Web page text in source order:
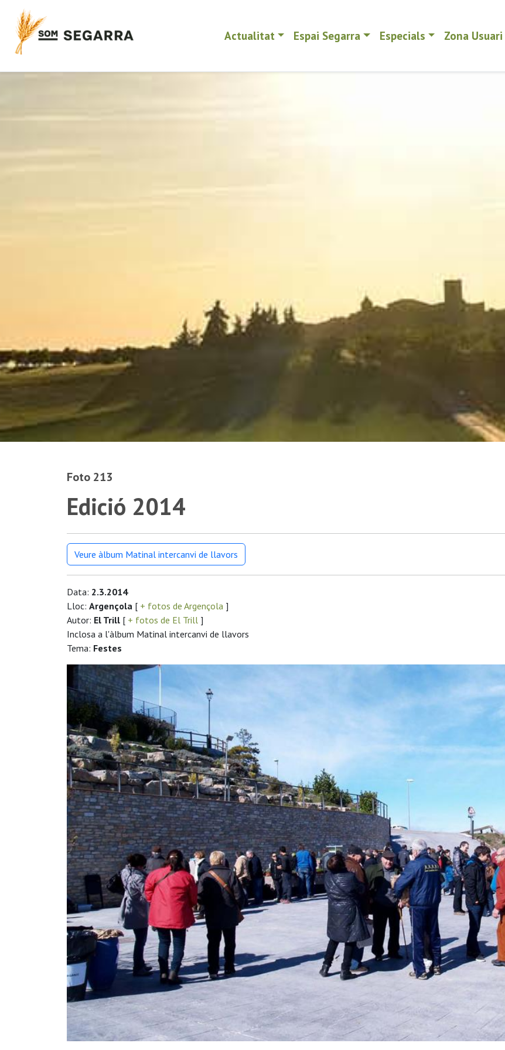
Actualitat Espai Segarra Especials Zona Usuari
Foto 213
Edició 2014
Veure àlbum Matinal intercanvi de llavors
Data: 2.3.2014
Lloc: Argençola [ + fotos de Argençola ]
Autor: El Trill [ + fotos de El Trill ]
Inclosa a l'àlbum Matinal intercanvi de llavors
Tema: Festes